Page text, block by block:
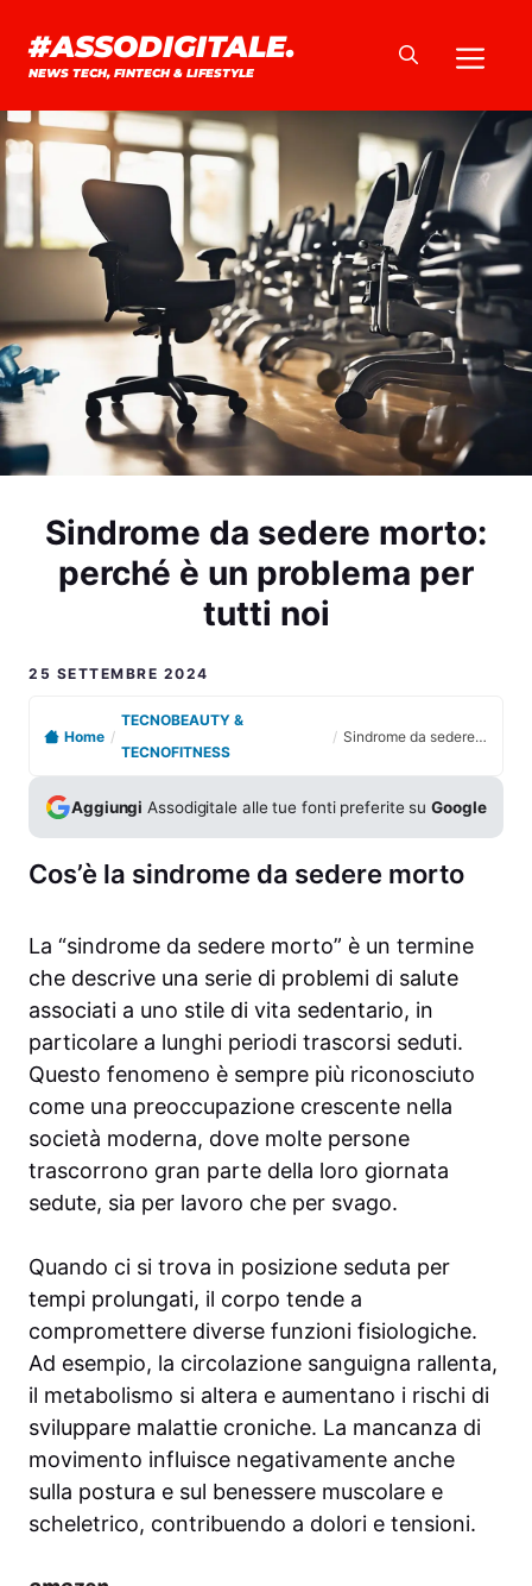
contenuto
#ASSODIGITALE.
NEWS TECH, FINTECH & LIFESTYLE
Sindrome da sedere morto:
perché è un problema per
tutti noi
25 SETTEMBRE 2024
Home /
TECNOBEAUTY &
TECNOFITNESS
/ Sindrome da sedere morto: perché è un problema per tutti noi
Aggiungi Assodigitale alle tue fonti preferite suGoogle
Cos’è la sindrome da sedere morto
La “sindrome da sedere morto” è un termine
che descrive una serie di problemi di salute
associati a uno stile di vita sedentario, in
particolare a lunghi periodi trascorsi seduti.
Questo fenomeno è sempre più riconosciuto
come una preoccupazione crescente nella
società moderna, dove molte persone
trascorrono gran parte della loro giornata
sedute, sia per lavoro che per svago.
Quando ci si trova in posizione seduta per
tempi prolungati, il corpo tende a
compromettere diverse funzioni fisiologiche.
Ad esempio, la circolazione sanguigna rallenta,
il metabolismo si altera e aumentano i rischi di
sviluppare malattie croniche. La mancanza di
movimento influisce negativamente anche
sulla postura e sul benessere muscolare e
scheletrico, contribuendo a dolori e tensioni.